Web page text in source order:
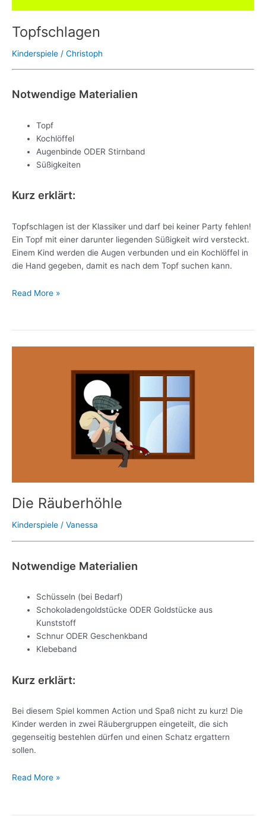
Topfschlagen
Kinderspiele / Christoph
Notwendige Materialien
Topf
Kochlöffel
Augenbinde ODER Stirnband
Süßigkeiten
Kurz erklärt:
Topfschlagen ist der Klassiker und darf bei keiner Party fehlen!
Ein Topf mit einer darunter liegenden Süßigkeit wird versteckt.
Einem Kind werden die Augen verbunden und ein Kochlöffel in
die Hand gegeben, damit es nach dem Topf suchen kann.
Read More »
Die Räuberhöhle
Kinderspiele / Vanessa
Notwendige Materialien
Schüsseln (bei Bedarf)
Schokoladengoldstücke ODER Goldstücke aus
Kunststoff
Schnur ODER Geschenkband
Klebeband
Kurz erklärt:
Bei diesem Spiel kommen Action und Spaß nicht zu kurz! Die
Kinder werden in zwei Räubergruppen eingeteilt, die sich
gegenseitig bestehlen dürfen und einen Schatz ergattern
sollen.
Read More »